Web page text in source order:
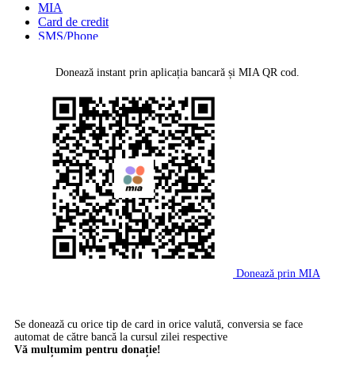
MIA
Card de credit
SMS/Phone
Transfer Bancar
Donează instant prin aplicația bancară și MIA QR cod.
Donează prin MIA
Se donează cu orice tip de card in orice valută, conversia se face
automat de către bancă la cursul zilei respective
Vă mulțumim pentru donație!